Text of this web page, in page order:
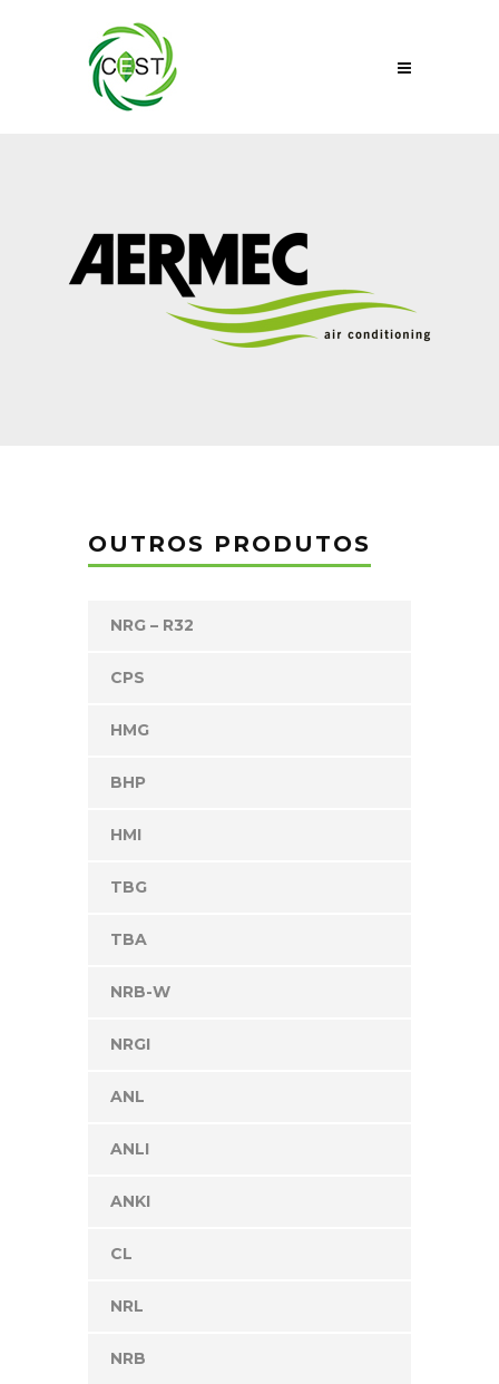
OUTROS PRODUTOS
NRG – R32
CPS
HMG
BHP
HMI
TBG
TBA
NRB-W
NRGI
ANL
ANLI
ANKI
CL
NRL
NRB